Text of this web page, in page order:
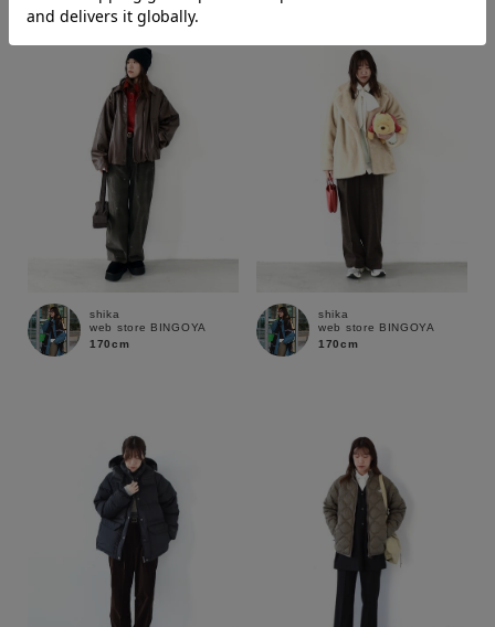
商品タイプ
通常商品 予約商品
セール価格 WEB限定
在庫
在庫あり 在庫なし含む
shika
web store BINGOYA
170cm
shika
web store BINGOYA
170cm